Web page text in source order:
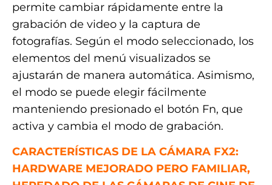
permite cambiar rápidamente entre la
grabación de video y la captura de
fotografías. Según el modo seleccionado, los
elementos del menú visualizados se
ajustarán de manera automática. Asimismo,
el modo se puede elegir fácilmente
manteniendo presionado el botón Fn, que
activa y cambia el modo de grabación.
CARACTERÍSTICAS DE LA CÁMARA FX2:
HARDWARE MEJORADO PERO FAMILIAR,